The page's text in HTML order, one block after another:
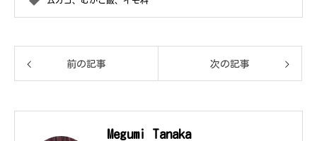
前の記事 次の記事
Megumi Tanaka